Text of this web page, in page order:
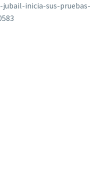
inicia-sus-pruebas-